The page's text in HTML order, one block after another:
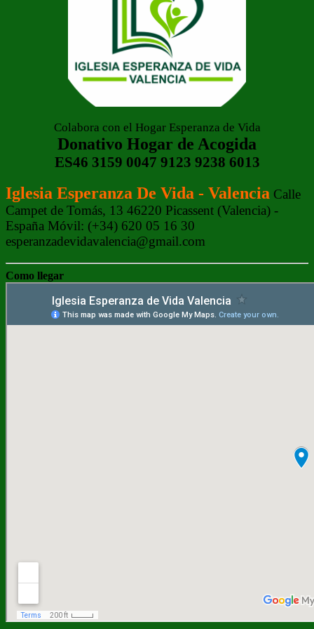
Colabora con el Hogar Esperanza de Vida
Donativo Hogar de Acogida
ES46 3159 0047 9123 9238 6013
Iglesia Esperanza De Vida - Valencia Calle
Campet de Tomás, 13 46220 Picassent (Valencia) -
España Móvil: (+34) 620 05 16 30
esperanzadevidavalencia@gmail.com
Como llegar